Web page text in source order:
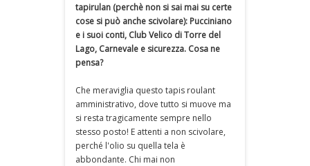
tapirulan (perchè non si sai mai su certe
cose si può anche scivolare): Pucciniano
e i suoi conti, Club Velico di Torre del
Lago, Carnevale e sicurezza. Cosa ne
pensa?
Che meraviglia questo tapis roulant
amministrativo, dove tutto si muove ma
si resta tragicamente sempre nello
stesso posto! E attenti a non scivolare,
perché l'olio su quella tela è
abbondante. Chi mai non